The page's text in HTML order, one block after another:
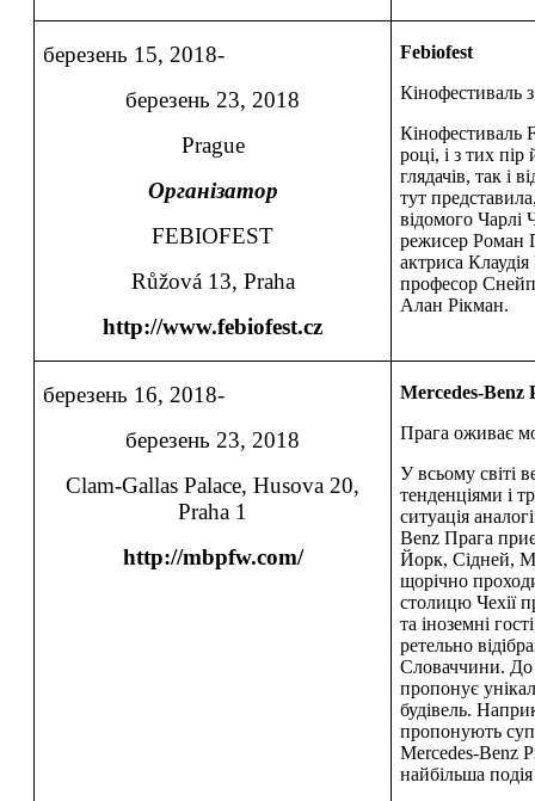
березень 15, 2018-
березень 23, 2018
Prague
Організатор
FEBIOFEST
Růžová 13, Praha
http://www.febiofest.cz
Febiofest
Кінофестиваль
Кінофестиваль
році, і з тих
глядачів, так і
тут
відомого Чарлі
режисер Роман
актриса
професор Снейп
Алан Рікман.
березень 16, 2018-
березень 23, 2018
Clam-Gallas Palace, Husova 20,
Praha 1
http://mbpfw.com/
Mercedes-Benz
Прага оживає
У всьому світі
тенденціями і
ситуація
Benz Прага
Йорк, Сідней,
щорічно
столицю Чехії
та іноземні
ретельно
Словаччини. До
пропонує
будівель.
пропонують
Mercedes-Benz
найбільша